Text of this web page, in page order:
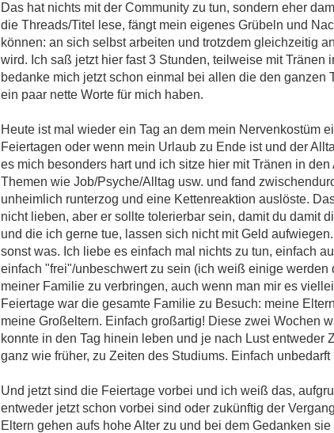
Das hat nichts mit der Community zu tun, sondern eher
die Threads/Titel lese, fängt mein eigenes Grübeln und
können: an sich selbst arbeiten und trotzdem gleichzeitig
wird. Ich saß jetzt hier fast 3 Stunden, teilweise mit
bedanke mich jetzt schon einmal bei allen die den
ein paar nette Worte für mich haben.
Heute ist mal wieder ein Tag an dem mein Nervenkostüm
Feiertagen oder wenn mein Urlaub zu Ende ist und der
es mich besonders hart und ich sitze hier mit Tränen in
Themen wie Job/Psyche/Alltag usw. und fand
unheimlich runterzog und eine Kettenreaktion auslöste.
nicht lieben, aber er sollte tolerierbar sein, damit du damit
und die ich gerne tue, lassen sich nicht mit Geld
sonst was. Ich liebe es einfach mal nichts zu tun, einfach
einfach "frei"/unbeschwert zu sein (ich weiß einige
meiner Familie zu verbringen, auch wenn man mir es
Feiertage war die gesamte Familie zu Besuch: meine
meine Großeltern. Einfach großartig! Diese zwei Wochen
konnte in den Tag hinein leben und je nach Lust
ganz wie früher, zu Zeiten des Studiums. Einfach
Und jetzt sind die Feiertage vorbei und ich weiß das,
entweder jetzt schon vorbei sind oder zukünftig der
Eltern gehen aufs hohe Alter zu und bei dem Gedanken